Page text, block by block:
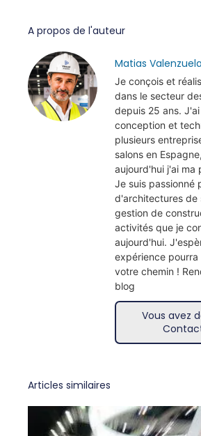
A propos de l'auteur
Matias Valenzuela
Je conçois et
dans le secteur
depuis 25 ans.
conception et
plusieurs
salons en
aujourd'hui j'ai ma
Je suis passionné
d'architectures de
gestion de
activités que je
aujourd'hui.
expérience pourra
votre chemin !
blog
Vous avez
Articles similaires